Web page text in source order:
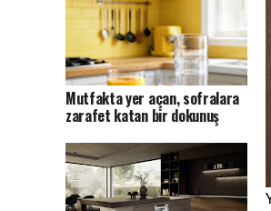
Mutfakta yer açan, sofralara
zarafet katan bir dokunuş